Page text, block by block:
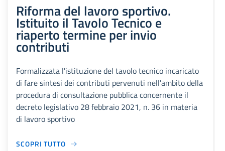
Riforma del lavoro sportivo.
Istituito il Tavolo Tecnico e
riaperto termine per invio
contributi
Formalizzata l'istituzione del tavolo tecnico incaricato
di fare sintesi dei contributi pervenuti nell'ambito della
procedura di consultazione pubblica concernente il
decreto legislativo 28 febbraio 2021, n. 36 in materia
di lavoro sportivo
SCOPRI TUTTO